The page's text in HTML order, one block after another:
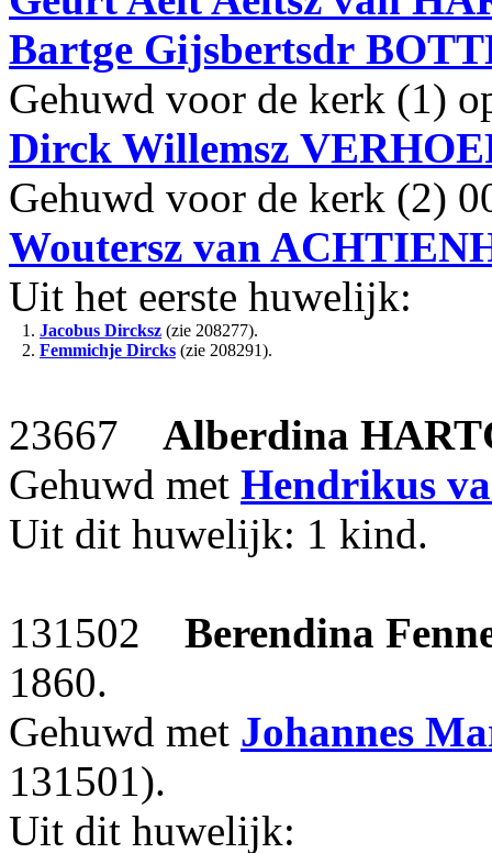
Bartge Gijsbertsdr
Gehuwd voor de kerk (1)
Dirck Willemsz
Gehuwd voor de kerk (2)
Woutersz van
Uit het eerste huwelijk:
1. Jacobus Dircksz (zie 208277).
2. Femmichje Dircks (zie 208291).
23667 Alberdina
Gehuwd met Hendrikus
Uit dit huwelijk: 1 kind.
131502 Berendina
1860.
Gehuwd met Johannes
131501).
Uit dit huwelijk: